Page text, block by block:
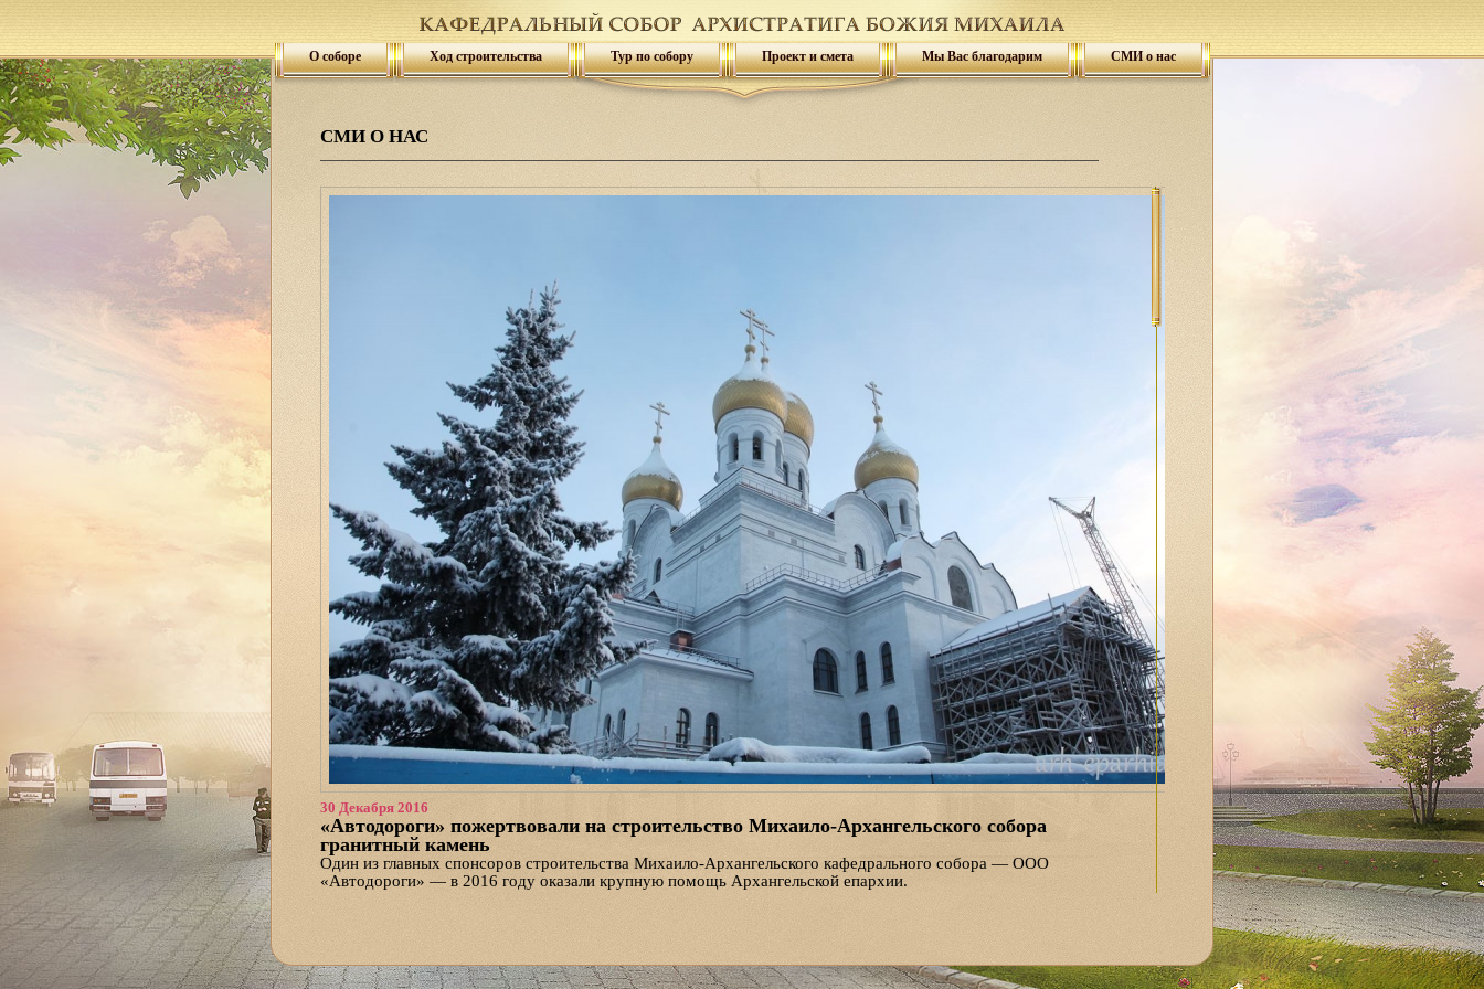
О соборе Ход строительства Тур по собору Проект и смета Мы Вас благодарим СМИ о нас
СМИ О НАС
30 Декабря 2016
«Автодороги» пожертвовали на строительство Михаило-Архангельского собора
гранитный камень
Один из главных спонсоров строительства Михаило-Архангельского кафедрального собора — ООО
«Автодороги» — в 2016 году оказали крупную помощь Архангельской епархии.
ступени и плитку. Общая стоимость переданного компанией товара — около пяти миллионов рублей.
«"Автодороги" помогают в строительстве собора не первый год, предприятие закупает материалы и передает